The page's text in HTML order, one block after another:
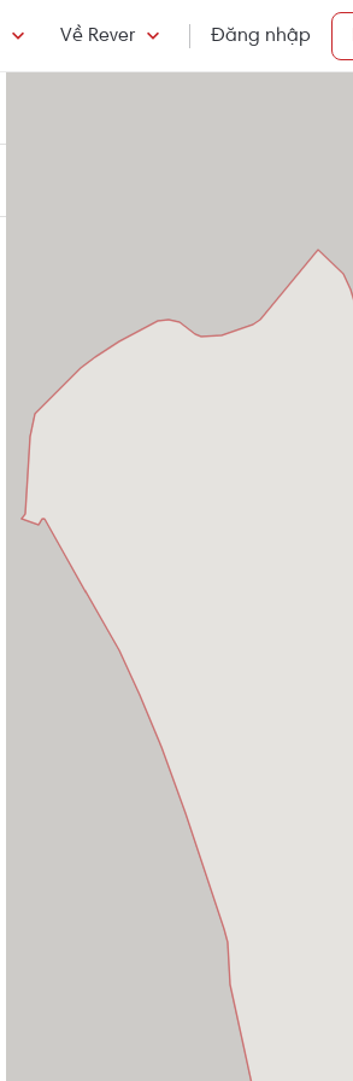
Về Rever Đăng nhập